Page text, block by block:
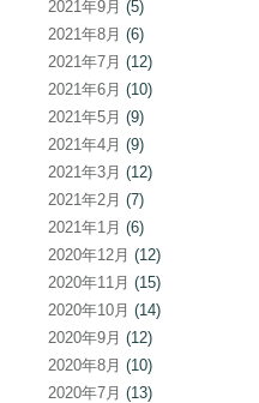
2021年9月 (5)
2021年8月 (6)
2021年7月 (12)
2021年6月 (10)
2021年5月 (9)
2021年4月 (9)
2021年3月 (12)
2021年2月 (7)
2021年1月 (6)
2020年12月 (12)
2020年11月 (15)
2020年10月 (14)
2020年9月 (12)
2020年8月 (10)
2020年7月 (13)